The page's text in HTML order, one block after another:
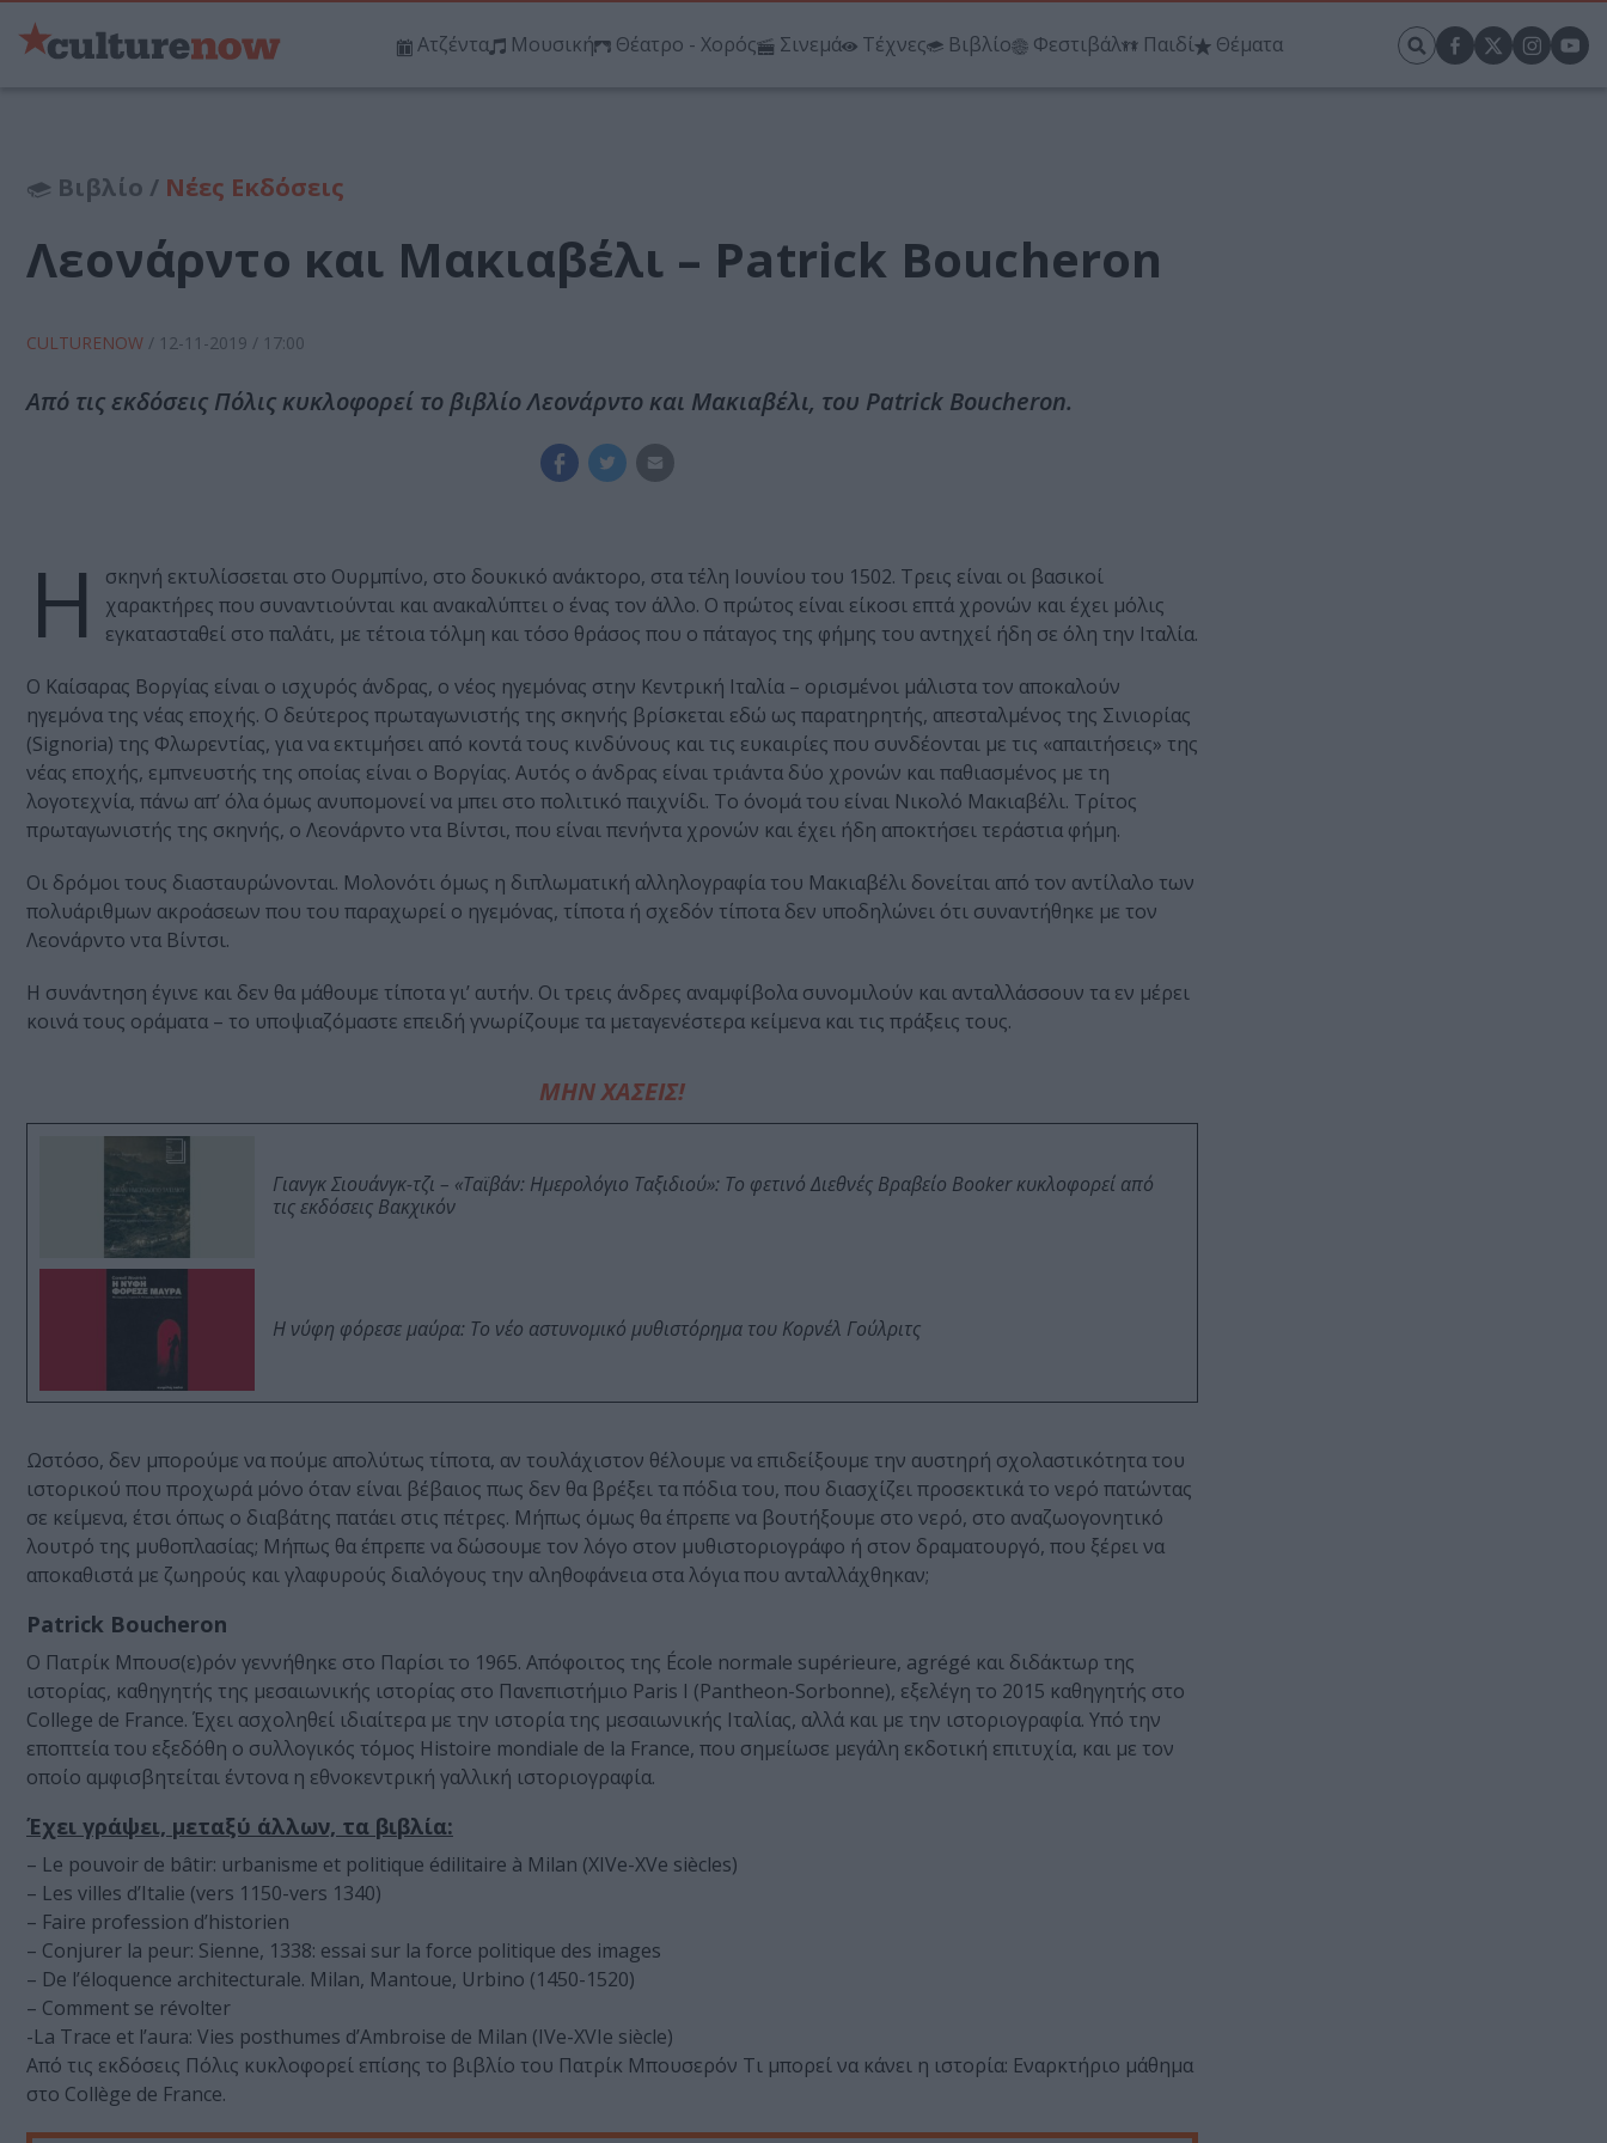
Ατζέντα Μουσική Θέατρο - Χορός Σινεμά Τέχνες Βιβλίο Φεστιβάλ Παιδί Θέματα
Βιβλίο / Νέες Εκδόσεις
Λεονάρντο και Μακιαβέλι – Patrick Boucheron
CULTURENOW / 12-11-2019 / 17:00
Από τις εκδόσεις Πόλις κυκλοφορεί το βιβλίο Λεονάρντο και Μακιαβέλι, του Patrick Boucheron.
Η
σκηνή εκτυλίσσεται στο Ουρμπίνο, στο δουκικό ανάκτορο, στα τέλη Ιουνίου του 1502. Τρεις είναι οι βασικοί
χαρακτήρες που συναντιούνται και ανακαλύπτει ο ένας τον άλλο. Ο πρώτος είναι είκοσι επτά χρονών και έχει μόλις
εγκατασταθεί στο παλάτι, με τέτοια τόλμη και τόσο θράσος που ο πάταγος της φήμης του αντηχεί ήδη σε όλη την Ιταλία.
Ο Καίσαρας Βοργίας είναι ο ισχυρός άνδρας, ο νέος ηγεμόνας στην Κεντρική Ιταλία – ορισμένοι μάλιστα τον αποκαλούν
ηγεμόνα της νέας εποχής. Ο δεύτερος πρωταγωνιστής της σκηνής βρίσκεται εδώ ως παρατηρητής, απεσταλμένος της Σινιορίας
(Signoria) της Φλωρεντίας, για να εκτιμήσει από κοντά τους κινδύνους και τις ευκαιρίες που συνδέονται με τις «απαιτήσεις» της
νέας εποχής, εμπνευστής της οποίας είναι ο Βοργίας. Αυτός ο άνδρας είναι τριάντα δύο χρονών και παθιασμένος με τη
λογοτεχνία, πάνω απ’ όλα όμως ανυπομονεί να μπει στο πολιτικό παιχνίδι. Το όνομά του είναι Νικολό Μακιαβέλι. Τρίτος
πρωταγωνιστής της σκηνής, ο Λεονάρντο ντα Βίντσι, που είναι πενήντα χρονών και έχει ήδη αποκτήσει τεράστια φήμη.
Οι δρόμοι τους διασταυρώνονται. Μολονότι όμως η διπλωματική αλληλογραφία του Μακιαβέλι δονείται από τον αντίλαλο των
πολυάριθμων ακροάσεων που του παραχωρεί ο ηγεμόνας, τίποτα ή σχεδόν τίποτα δεν υποδηλώνει ότι συναντήθηκε με τον
Λεονάρντο ντα Βίντσι.
Η συνάντηση έγινε και δεν θα μάθουμε τίποτα γι’ αυτήν. Οι τρεις άνδρες αναμφίβολα συνομιλούν και ανταλλάσσουν τα εν μέρει
κοινά τους οράματα – το υποψιαζόμαστε επειδή γνωρίζουμε τα μεταγενέστερα κείμενα και τις πράξεις τους.
ΜΗΝ ΧΑΣΕΙΣ!
Γιανγκ Σιουάνγκ-τζι – «Ταϊβάν: Ημερολόγιο Ταξιδιού»: Το φετινό Διεθνές Βραβείο Booker κυκλοφορεί από
τις εκδόσεις Βακχικόν
Η νύφη φόρεσε μαύρα: Το νέο αστυνομικό μυθιστόρημα του Κορνέλ Γούλριτς
Ωστόσο, δεν μπορούμε να πούμε απολύτως τίποτα, αν τουλάχιστον θέλουμε να επιδείξουμε την αυστηρή σχολαστικότητα του
ιστορικού που προχωρά μόνο όταν είναι βέβαιος πως δεν θα βρέξει τα πόδια του, που διασχίζει προσεκτικά το νερό πατώντας
σε κείμενα, έτσι όπως ο διαβάτης πατάει στις πέτρες. Μήπως όμως θα έπρεπε να βουτήξουμε στο νερό, στο αναζωογονητικό
λουτρό της μυθοπλασίας; Μήπως θα έπρεπε να δώσουμε τον λόγο στον μυθιστοριογράφο ή στον δραματουργό, που ξέρει να
αποκαθιστά με ζωηρούς και γλαφυρούς διαλόγους την αληθοφάνεια στα λόγια που ανταλλάχθηκαν;
Patrick Boucheron
Ο Πατρίκ Μπουσ(ε)ρόν γεννήθηκε στο Παρίσι το 1965. Απόφοιτος της École normale supérieure, agrégé και διδάκτωρ της
ιστορίας, καθηγητής της μεσαιωνικής ιστορίας στο Πανεπιστήμιο Paris I (Pantheon-Sorbonne), εξελέγη το 2015 καθηγητής στο
College de France. Έχει ασχοληθεί ιδιαίτερα με την ιστορία της μεσαιωνικής Ιταλίας, αλλά και με την ιστοριογραφία. Υπό την
εποπτεία του εξεδόθη ο συλλογικός τόμος Histoire mondiale de la France, που σημείωσε μεγάλη εκδοτική επιτυχία, και με τον
οποίο αμφισβητείται έντονα η εθνοκεντρική γαλλική ιστοριογραφία.
Έχει γράψει, μεταξύ άλλων, τα βιβλία:
– Le pouvoir de bâtir: urbanisme et politique édilitaire à Milan (XIVe-XVe siècles)
– Les villes d’Italie (vers 1150-vers 1340)
– Faire profession d’historien
– Conjurer la peur: Sienne, 1338: essai sur la force politique des images
– De l’éloquence architecturale. Milan, Mantoue, Urbino (1450-1520)
– Comment se révolter
-La Trace et l’aura: Vies posthumes d’Ambroise de Milan (IVe-XVIe siècle)
Από τις εκδόσεις Πόλις κυκλοφορεί επίσης το βιβλίο του Πατρίκ Μπουσερόν Τι μπορεί να κάνει η ιστορία: Εναρκτήριο μάθημα
στο Collège de France.